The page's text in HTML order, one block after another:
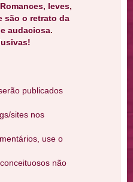
leves,
são o retrato da
audaciosa.
publicados
sites nos
use o
não